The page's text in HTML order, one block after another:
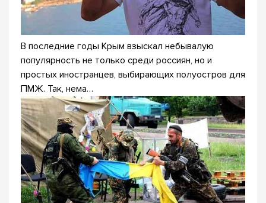
В последние годы Крым взыскал небывалую
популярность не только среди россиян, но и
простых иностранцев, выбирающих полуостров для
ПМЖ. Так, нема…